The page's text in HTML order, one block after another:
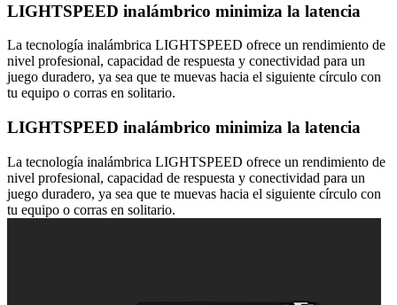
LIGHTSPEED inalámbrico minimiza la latencia
La tecnología inalámbrica LIGHTSPEED ofrece un rendimiento de
nivel profesional, capacidad de respuesta y conectividad para un
juego duradero, ya sea que te muevas hacia el siguiente círculo con
tu equipo o corras en solitario.
LIGHTSPEED inalámbrico minimiza la latencia
La tecnología inalámbrica LIGHTSPEED ofrece un rendimiento de
nivel profesional, capacidad de respuesta y conectividad para un
juego duradero, ya sea que te muevas hacia el siguiente círculo con
tu equipo o corras en solitario.